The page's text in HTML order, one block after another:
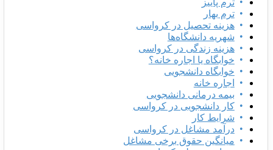
ترم پاییز
ترم بهار
هزینه تحصیل در کرواسی
شهریه دانشگاه‌ها
هزینه زندگی در کرواسی
خوابگاه یا اجاره خانه؟
خوابگاه دانشجویی
اجاره خانه
بیمه درمانی دانشجویی
کار دانشجویی در کرواسی
شرایط کار
درآمد مشاغل در کرواسی
میانگین حقوق برخی مشاغل